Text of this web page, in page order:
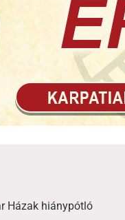
Házak hiánypótló